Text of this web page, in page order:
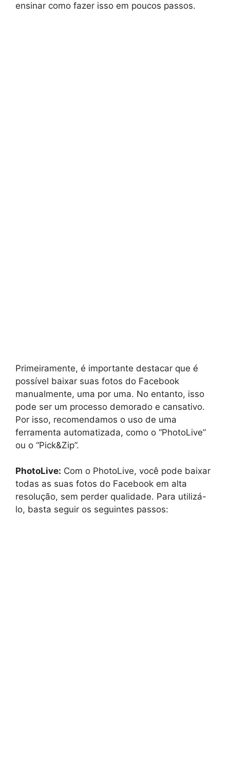
ensinar como fazer isso em poucos passos.
Primeiramente, é importante destacar que é
possível baixar suas fotos do Facebook
manualmente, uma por uma. No entanto, isso
pode ser um processo demorado e cansativo.
Por isso, recomendamos o uso de uma
ferramenta automatizada, como o “PhotoLive”
ou o “Pick&Zip”.
PhotoLive: Com o PhotoLive, você pode baixar
todas as suas fotos do Facebook em alta
resolução, sem perder qualidade. Para utilizá-
lo, basta seguir os seguintes passos: